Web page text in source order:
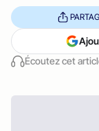
Écoutez cet